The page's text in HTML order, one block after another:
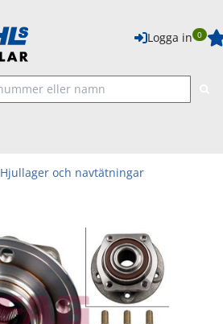
Logga in 0
Hjullager och navtätningar